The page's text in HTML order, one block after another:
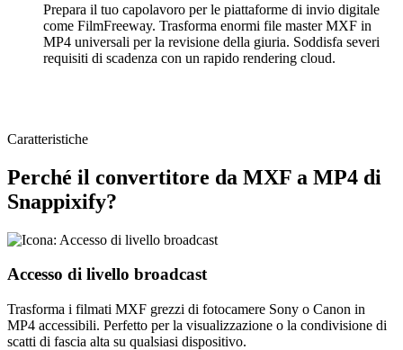
Prepara il tuo capolavoro per le piattaforme di invio digitale
come FilmFreeway. Trasforma enormi file master MXF in
MP4 universali per la revisione della giuria. Soddisfa severi
requisiti di scadenza con un rapido rendering cloud.
Caratteristiche
Perché il convertitore da MXF a MP4 di
Snappixify?
Accesso di livello broadcast
Trasforma i filmati MXF grezzi di fotocamere Sony o Canon in
MP4 accessibili. Perfetto per la visualizzazione o la condivisione di
scatti di fascia alta su qualsiasi dispositivo.